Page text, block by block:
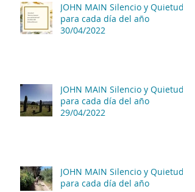
JOHN MAIN Silencio y Quietud
para cada día del año
30/04/2022
JOHN MAIN Silencio y Quietud
para cada día del año
29/04/2022
JOHN MAIN Silencio y Quietud
para cada día del año